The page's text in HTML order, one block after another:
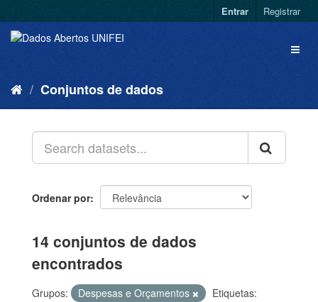
Entrar Registrar
Conjuntos de dados
Ordenar por
14 conjuntos de dados
encontrados
Grupos: Despesas e Orçamentos
Etiquetas: